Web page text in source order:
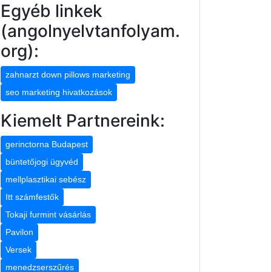
Egyéb linkek
(angolnyelvtanfolyam.
org):
zahnarzt down pillows marketing
seo marketing hivatkozások
Kiemelt Partnereink:
gerinctorna Budapest
büntetőjogi ügyvéd
mellplasztikai sebész
Itt számfestők
Tokaji furmint vásárlás
Pavilon
Versek
menedzserszűrés